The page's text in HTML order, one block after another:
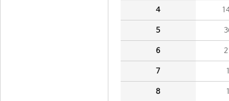
4
5
6
7
8